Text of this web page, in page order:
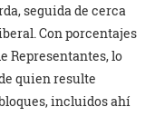
seguida de cerca
Con porcentajes
Representantes, lo
quien resulte
incluidos ahí